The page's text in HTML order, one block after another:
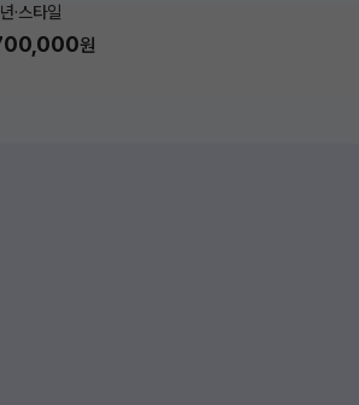
·스타일
원